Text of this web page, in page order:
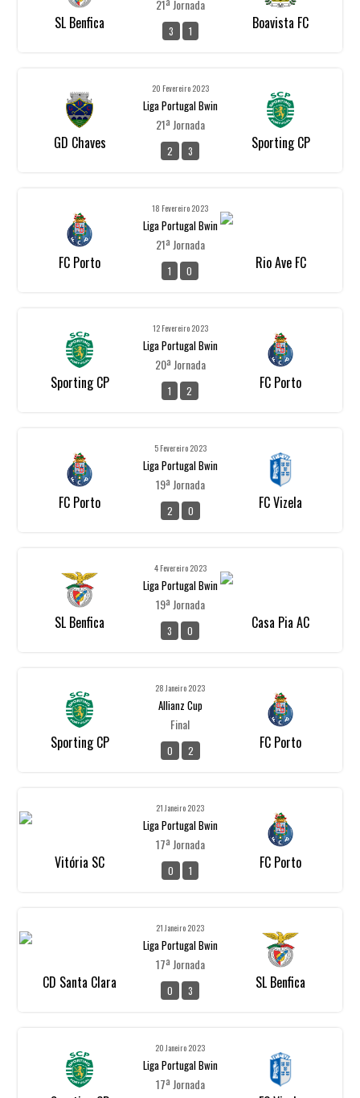
SL Benfica
21ª Jornada
3 1 Boavista FC
GD Chaves
20 Fevereiro 2023
Liga Portugal Bwin
21ª Jornada
2 3 Sporting CP
FC Porto
18 Fevereiro 2023
Liga Portugal Bwin
21ª Jornada
1 0 Rio Ave FC
Sporting CP
12 Fevereiro 2023
Liga Portugal Bwin
20ª Jornada
1 2 FC Porto
FC Porto
5 Fevereiro 2023
Liga Portugal Bwin
19ª Jornada
2 0 FC Vizela
SL Benfica
4 Fevereiro 2023
Liga Portugal Bwin
19ª Jornada
3 0 Casa Pia AC
Sporting CP
28 Janeiro 2023
Allianz Cup
Final
0 2 FC Porto
Vitória SC
21 Janeiro 2023
Liga Portugal Bwin
17ª Jornada
0 1 FC Porto
CD Santa Clara
21 Janeiro 2023
Liga Portugal Bwin
17ª Jornada
0 3 SL Benfica
20 Janeiro 2023
Liga Portugal Bwin
17ª Jornada